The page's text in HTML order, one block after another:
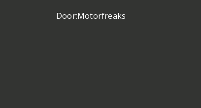
Door:Motorfreaks